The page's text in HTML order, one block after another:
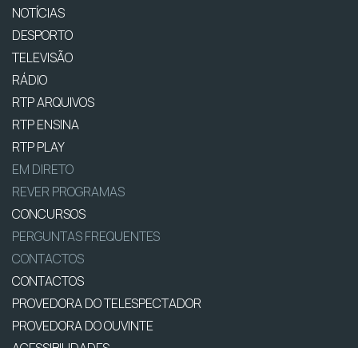
NOTÍCIAS
DESPORTO
TELEVISÃO
RÁDIO
RTP ARQUIVOS
RTP ENSINA
RTP PLAY
EM DIRETO
REVER PROGRAMAS
CONCURSOS
PERGUNTAS FREQUENTES
CONTACTOS
CONTACTOS
PROVEDORA DO TELESPECTADOR
PROVEDORA DO OUVINTE